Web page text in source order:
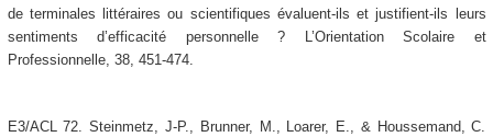
de terminales littéraires ou scientifiques évaluent-ils et justifient-ils leurs
sentiments d’efficacité personnelle ? L’Orientation Scolaire et
Professionnelle, 38, 451-474.
E3/ACL 72. Steinmetz, J-P., Brunner, M., Loarer, E., & Houssemand, C.